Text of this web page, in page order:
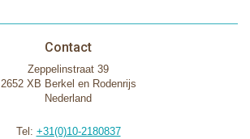
Contact
Zeppelinstraat 39
2652 XB Berkel en Rodenrijs
Nederland
Tel: +31(0)10-2180837